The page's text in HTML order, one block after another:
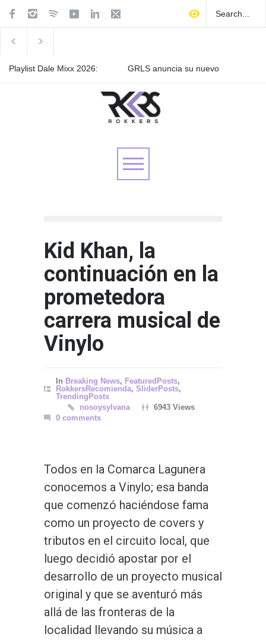
Playlist Dale Mixx 2026:
GRLS anuncia su nuevo
de agosto
Las Fokin Biches anuncian
su gira internacional "Fuga
Kid Khan, la
continuación en la
prometedora
carrera musical de
Vinylo
In Breaking News, FeaturedPosts,
RokkersRecomienda, SliderPosts,
TrendingPosts
nosoysylvana
6943 Views
0 comments
Todos en la Comarca Lagunera
conocemos a Vinylo; esa banda
que comenzó haciéndose fama
como un proyecto de covers y
tributos en el circuito local, que
luego decidió apostar por el
desarrollo de un proyecto musical
original y que se aventuró más
allá de las fronteras de la
localidad llevando su música a